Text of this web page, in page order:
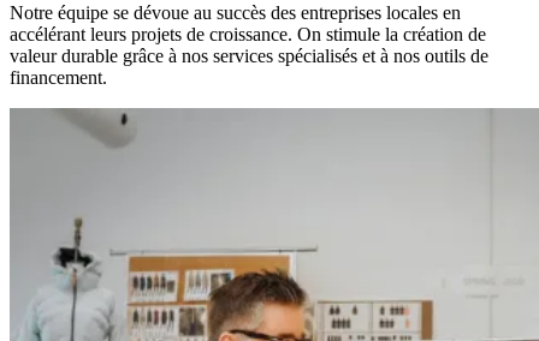
Notre équipe se dévoue au succès des entreprises locales en
accélérant leurs projets de croissance. On stimule la création de
valeur durable grâce à nos services spécialisés et à nos outils de
financement.